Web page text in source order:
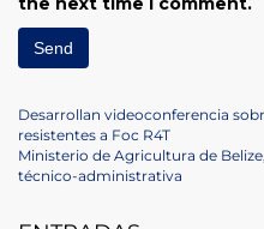
Post
navigation
Previous
Post
Desarrollan videoconferencia
resistentes a Foc R4T
Next
Post
Ministerio de Agricultura de
técnico-administrativa